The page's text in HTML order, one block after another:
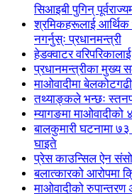
सिआइबी पुगिन्
श्रमिकहरूलाई आर्थिक
नगर्नुस्ः प्रधानमन्त्री
हेडक्वाटर
प्रधानमन्त्रीका मुख्य
माओवादीमा
तथ्याङ्कले भन्छः
म्यागङमा माओवादीको
बालकुमारी घटनामा
घाइते
प्रेस काउन्सिल ऐन
बलात्कारको आरोपमा
माओवादीको रुपान्तरण